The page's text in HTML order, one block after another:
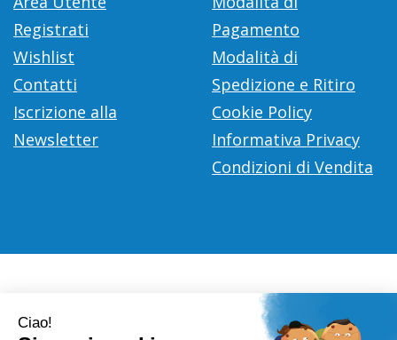
Registrati
Wishlist
Contatti
Iscrizione alla
Newsletter
Pagamento
Modalità di
Spedizione e Ritiro
Cookie Policy
Informativa Privacy
Condizioni di Vendita
Farmacia Città D'Europa Dr. Leonardo Gaoni- V.le Città
d'Europa, 700 00144 Roma (RM)
info@farmace.it
Tel.: 065290252 | P.Iva: 09281581000 |